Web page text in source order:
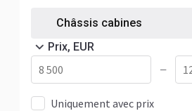
Châssis cabines
Prix, EUR
—
Uniquement avec prix